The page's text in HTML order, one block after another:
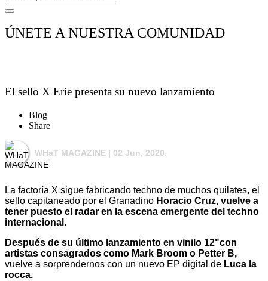
ÚNETE A NUESTRA COMUNIDAD
El sello X Erie presenta su nuevo lanzamiento
Blog
Share
WHaT MAGAZINE | 02 Jun, 2020.
La factoría X sigue fabricando techno de muchos quilates, el
sello capitaneado por el Granadino Horacio Cruz, vuelve a
tener puesto el radar en la escena emergente del techno
internacional.
Después de su último lanzamiento en vinilo 12"con
artistas consagrados como Mark Broom o Petter B,
vuelve a sorprendernos con un nuevo EP digital de Luca la
rocca.